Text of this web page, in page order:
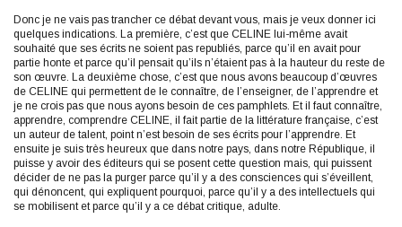
Donc je ne vais pas trancher ce débat devant vous, mais je veux donner ici
quelques indications. La première, c’est que CELINE lui-même avait
souhaité que ses écrits ne soient pas republiés, parce qu’il en avait pour
partie honte et parce qu’il pensait qu’ils n’étaient pas à la hauteur du reste de
son œuvre. La deuxième chose, c’est que nous avons beaucoup d’œuvres
de CELINE qui permettent de le connaître, de l’enseigner, de l’apprendre et
je ne crois pas que nous ayons besoin de ces pamphlets. Et il faut connaître,
apprendre, comprendre CELINE, il fait partie de la littérature française, c’est
un auteur de talent, point n’est besoin de ses écrits pour l’apprendre. Et
ensuite je suis très heureux que dans notre pays, dans notre République, il
puisse y avoir des éditeurs qui se posent cette question mais, qui puissent
décider de ne pas la purger parce qu’il y a des consciences qui s’éveillent,
qui dénoncent, qui expliquent pourquoi, parce qu’il y a des intellectuels qui
se mobilisent et parce qu’il y a ce débat critique, adulte.